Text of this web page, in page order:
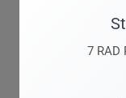
informace a
krok a
zbytečných
7 RAD